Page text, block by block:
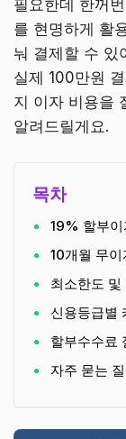
필요한데 한꺼
를 현명하게 활
눠 결제할 수 있
실제 100만원
지 이자 비용을
알려드릴게요.
목차
19% 할부이
10개월 무
최소한도 및
신용등급별
할부수수료
자주 묻는